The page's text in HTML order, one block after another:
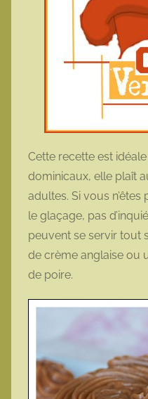
Cette recette est
dominicaux, elle plaît
adultes. Si vous
le glaçage, pas
peuvent se servir tout
de crème anglaise ou
de poire.